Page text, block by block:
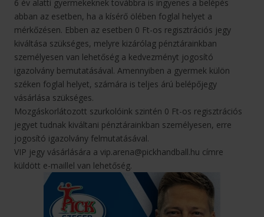
6 év alatti gyermekeknek továbbra is ingyenes a belépés
abban az esetben, ha a kísérő ölében foglal helyet a
mérkőzésen. Ebben az esetben 0 Ft-os regisztrációs jegy
kiváltása szükséges, melyre kizárólag pénztárainkban
személyesen van lehetőség a kedvezményt jogosító
igazolvány bemutatásával. Amennyiben a gyermek külön
széken foglal helyet, számára is teljes árú belépőjegy
vásárlása szükséges.
Mozgáskorlátozott szurkolóink szintén 0 Ft-os regisztrációs
jegyet tudnak kiváltani pénztárainkban személyesen, erre
jogosító igazolvány felmutatásával.
VIP jegy vásárlására a vip.arena@pickhandball.hu címre
küldött e-maillel van lehetőség.